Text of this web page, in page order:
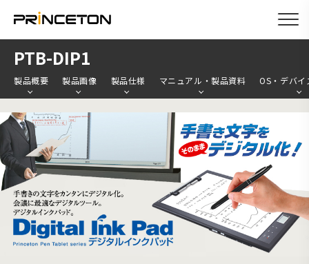
コ
ン
テ
ン
ツ
PTB-DIP1
製品概要 製品画像 製品仕様 マニュアル・製品資料 OS・デバイ